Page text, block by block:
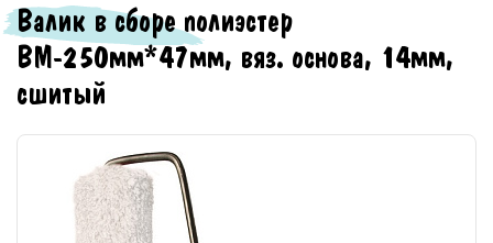
Валик в сборе полиэстер
ВМ-250мм*47мм, вяз. основа, 14мм,
сшитый